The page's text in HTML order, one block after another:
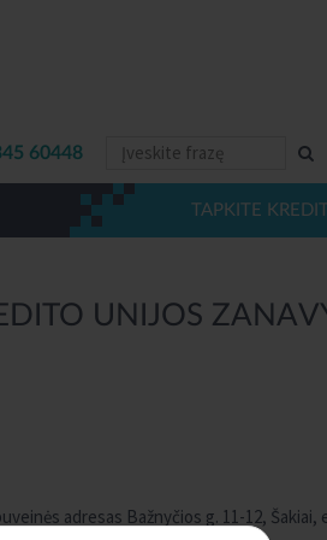
60448
TAPKITE
UNIJOS
adresas Bažnyčios g. 11-12,